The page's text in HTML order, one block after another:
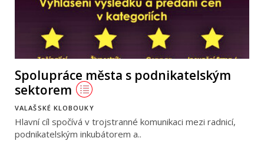
Spolupráce města s podnikatelským
sektorem
VALAŠSKÉ KLOBOUKY
Hlavní cíl spočívá v trojstranné komunikaci mezi radnicí,
podnikatelským inkubátorem a..